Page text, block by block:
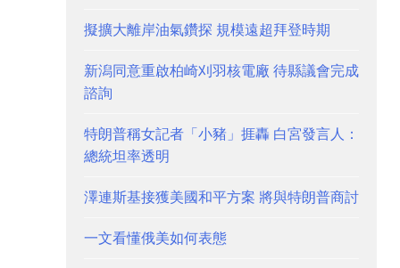
擬擴大離岸油氣鑽探 規模遠超拜登時期
新潟同意重啟柏崎刈羽核電廠 待縣議會完成
諮詢
特朗普稱女記者「小豬」捱轟 白宮發言人：
總統坦率透明
澤連斯基接獲美國和平方案 將與特朗普商討
一文看懂俄美如何表態